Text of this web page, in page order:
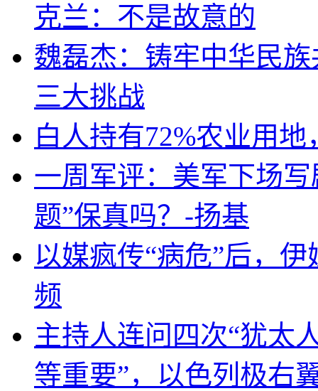
克兰：不是故意的
魏磊杰：铸牢中华民
三大挑战
白人持有72%农业用
一周军评：美军下场
题”保真吗？-扬基
以媒疯传“病危”后，
频
主持人连问四次“犹太
等重要”，以色列极右